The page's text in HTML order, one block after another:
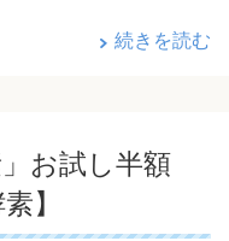
続きを読む
お試し半額
】